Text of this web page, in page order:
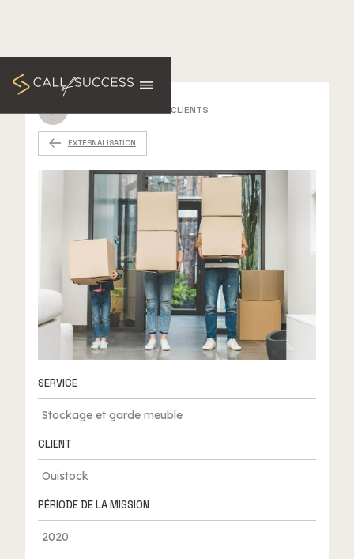
RETOUR AUX CAS CLIENTS
EXTERNALISATION
SERVICE
Stockage et garde meuble
CLIENT
Ouistock
PÉRIODE DE LA MISSION
2020